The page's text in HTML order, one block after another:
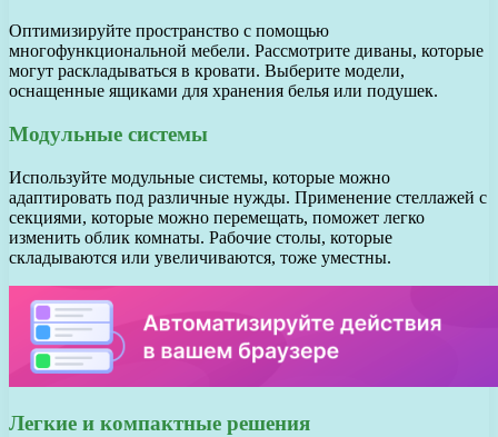
Оптимизируйте пространство с помощью
многофункциональной мебели. Рассмотрите диваны, которые
могут раскладываться в кровати. Выберите модели,
оснащенные ящиками для хранения белья или подушек.
Модульные системы
Используйте модульные системы, которые можно
адаптировать под различные нужды. Применение стеллажей с
секциями, которые можно перемещать, поможет легко
изменить облик комнаты. Рабочие столы, которые
складываются или увеличиваются, тоже уместны.
Легкие и компактные решения